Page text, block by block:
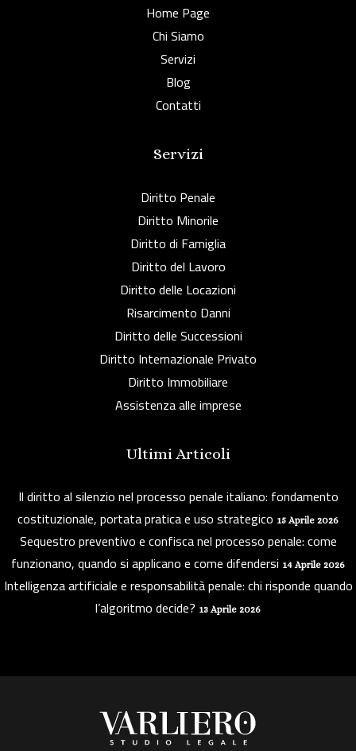
Home Page
Chi Siamo
Servizi
Blog
Contatti
Servizi
Diritto Penale
Diritto Minorile
Diritto di Famiglia
Diritto del Lavoro
Diritto delle Locazioni
Risarcimento Danni
Diritto delle Successioni
Diritto Internazionale Privato
Diritto Immobiliare
Assistenza alle imprese
Ultimi Articoli
Il diritto al silenzio nel processo penale italiano: fondamento
costituzionale, portata pratica e uso strategico 15 Aprile 2026
Sequestro preventivo e confisca nel processo penale: come
funzionano, quando si applicano e come difendersi 14 Aprile 2026
Intelligenza artificiale e responsabilità penale: chi risponde quando
l’algoritmo decide? 13 Aprile 2026